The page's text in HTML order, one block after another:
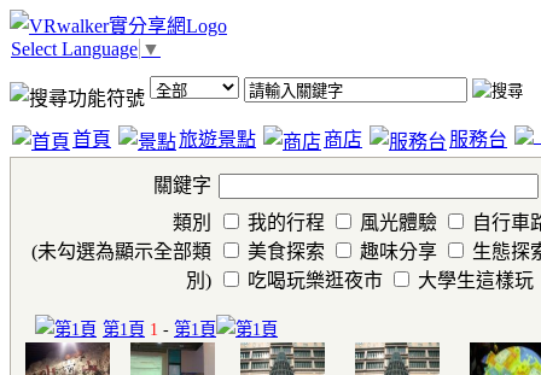
Select Language ▼
首頁 旅遊景點 商店 服務台
關鍵字
類別
(未勾選為顯示全部類
別)
我的行程 風光體驗
自行車
美食探索
趣味分享
生態探
吃喝玩樂逛夜市
大學生這樣玩
第1頁 1 - 第1頁